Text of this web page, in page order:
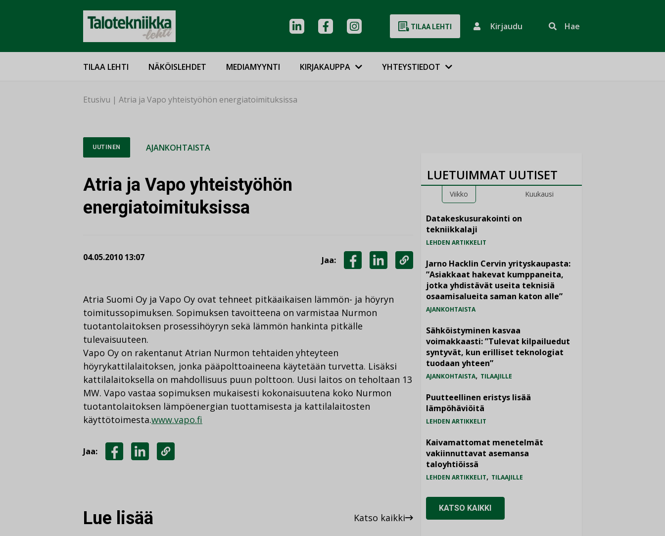
TILAA LEHTI Kirjaudu Hae
TILAA LEHTI NÄKÖISLEHDET MEDIAMYYNTI KIRJAKAUPPA YHTEYSTIEDOT
Etusivu | Atria ja Vapo yhteistyöhön energiatoimituksissa
UUTINEN AJANKOHTAISTA
Atria ja Vapo yhteistyöhön
energiatoimituksissa
04.05.2010 13:07 Jaa:
LINKEDINISSÄ
KOPIOI
LINKKI
Atria Suomi Oy ja Vapo Oy ovat tehneet pitkäaikaisen lämmön- ja höyryn
toimitussopimuksen. Sopimuksen tavoitteena on varmistaa Nurmon
tuotantolaitoksen prosessihöyryn sekä lämmön hankinta pitkälle
tulevaisuuteen.
Vapo Oy on rakentanut Atrian Nurmon tehtaiden yhteyteen
höyrykattilalaitoksen, jonka pääpolttoaineena käytetään turvetta. Lisäksi
kattilalaitoksella on mahdollisuus puun polttoon. Uusi laitos on teholtaan 13
MW. Vapo vastaa sopimuksen mukaisesti kokonaisuutena koko Nurmon
tuotantolaitoksen lämpöenergian tuottamisesta ja kattilalaitosten
käyttötoimesta.www.vapo.fi
Jaa:
Lue lisää Katso kaikki
LUETUIMMAT UUTISET
Viikko Kuukausi
Datakeskusurakointi on
tekniikkalaji
LEHDEN ARTIKKELIT
Jarno Hacklin Cervin yrityskaupasta:
”Asiakkaat hakevat kumppaneita,
jotka yhdistävät useita teknisiä
osaamisalueita saman katon alle”
AJANKOHTAISTA
Sähköistyminen kasvaa
voimakkaasti: ”Tulevat kilpailuedut
syntyvät, kun erilliset teknologiat
tuodaan yhteen”
AJANKOHTAISTA, TILAAJILLE
Puutteellinen eristys lisää
lämpöhäviöitä
LEHDEN ARTIKKELIT
Kaivamattomat menetelmät
vakiinnuttavat asemansa
taloyhtiöissä
LEHDEN ARTIKKELIT, TILAAJILLE
KATSO KAIKKI